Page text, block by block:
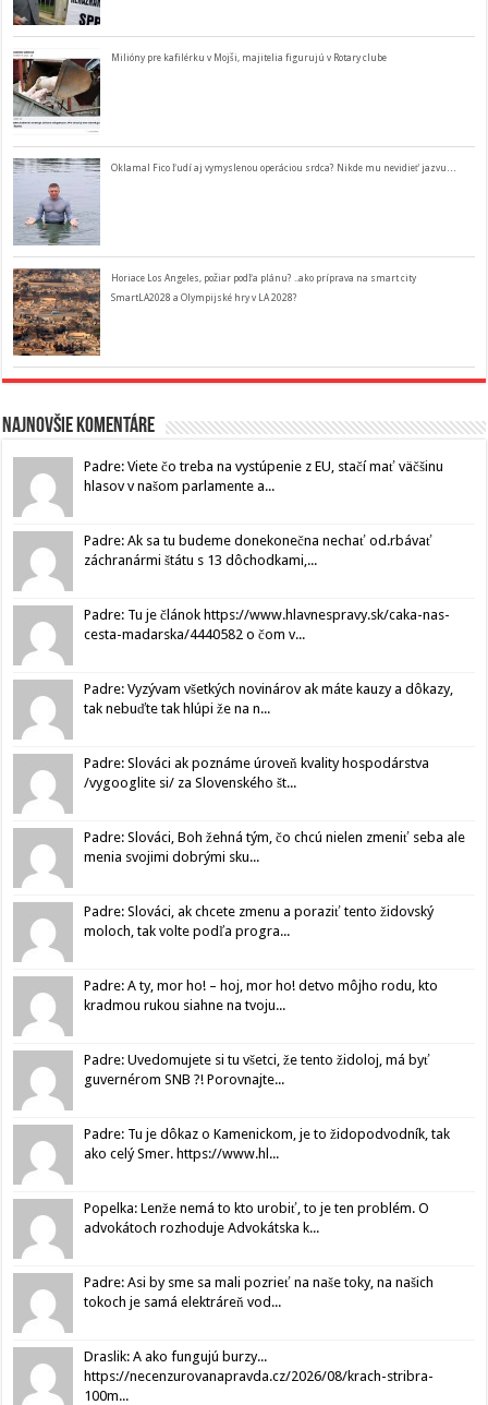
Milióny pre kafilérku v Mojši, majitelia figurujú v Rotary clube
Oklamal Fico ľudí aj vymyslenou operáciou srdca? Nikde mu nevidieť jazvu…
Horiace Los Angeles, požiar podľa plánu? ..ako príprava na smart city
SmartLA2028 a Olympijské hry v LA 2028?
Najnovšie komentáre
Padre: Viete čo treba na vystúpenie z EU, stačí mať väčšinu
hlasov v našom parlamente a...
Padre: Ak sa tu budeme donekonečna nechať od.rbávať
záchranármi štátu s 13 dôchodkami,...
Padre: Tu je článok https://www.hlavnespravy.sk/caka-nas-
cesta-madarska/4440582 o čom v...
Padre: Vyzývam všetkých novinárov ak máte kauzy a dôkazy,
tak nebuďte tak hlúpi že na n...
Padre: Slováci ak poznáme úroveň kvality hospodárstva
/vygooglite si/ za Slovenského št...
Padre: Slováci, Boh žehná tým, čo chcú nielen zmeniť seba ale
menia svojimi dobrými sku...
Padre: Slováci, ak chcete zmenu a poraziť tento židovský
moloch, tak volte podľa progra...
Padre: A ty, mor ho! – hoj, mor ho! detvo môjho rodu, kto
kradmou rukou siahne na tvoju...
Padre: Uvedomujete si tu všetci, že tento židoloj, má byť
guvernérom SNB ?! Porovnajte...
Padre: Tu je dôkaz o Kamenickom, je to židopodvodník, tak
ako celý Smer. https://www.hl...
Popelka: Lenže nemá to kto urobiť, to je ten problém. O
advokátoch rozhoduje Advokátska k...
Padre: Asi by sme sa mali pozrieť na naše toky, na našich
tokoch je samá elektráreň vod...
Draslik: A ako fungujú burzy...
https://necenzurovanapravda.cz/2026/08/krach-stribra-
100m...